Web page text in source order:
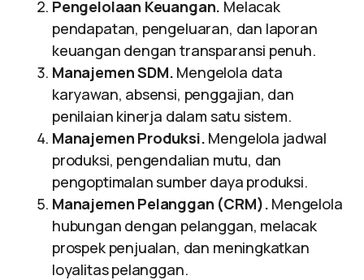
Pengelolaan Keuangan. Melacak
pendapatan, pengeluaran, dan laporan
keuangan dengan transparansi penuh.
Manajemen SDM. Mengelola data
karyawan, absensi, penggajian, dan
penilaian kinerja dalam satu sistem.
Manajemen Produksi. Mengelola jadwal
produksi, pengendalian mutu, dan
pengoptimalan sumber daya produksi.
Manajemen Pelanggan (CRM). Mengelola
hubungan dengan pelanggan, melacak
prospek penjualan, dan meningkatkan
loyalitas pelanggan.